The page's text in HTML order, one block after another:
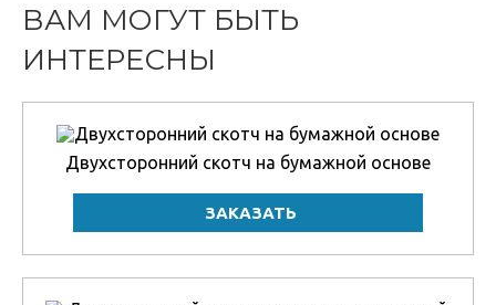
ВАМ МОГУТ БЫТЬ
ИНТЕРЕСНЫ
Двухсторонний скотч на бумажной основе